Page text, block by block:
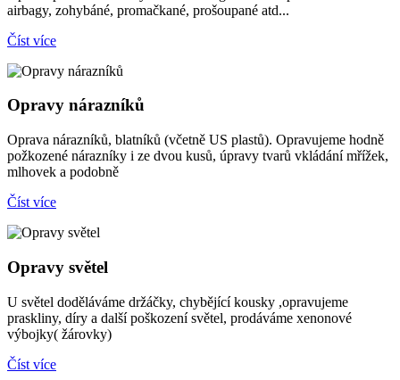
airbagy, zohybáné, promačkané, prošoupané atd...
Číst více
Opravy nárazníků
Oprava nárazníků, blatníků (včetně US plastů). Opravujeme hodně
požkozené nárazníky i ze dvou kusů, úpravy tvarů vkládání mřížek,
mlhovek a podobně
Číst více
Opravy světel
U světel doděláváme držáčky, chybějící kousky ,opravujeme
praskliny, díry a další poškození světel, prodáváme xenonové
výbojky( žárovky)
Číst více